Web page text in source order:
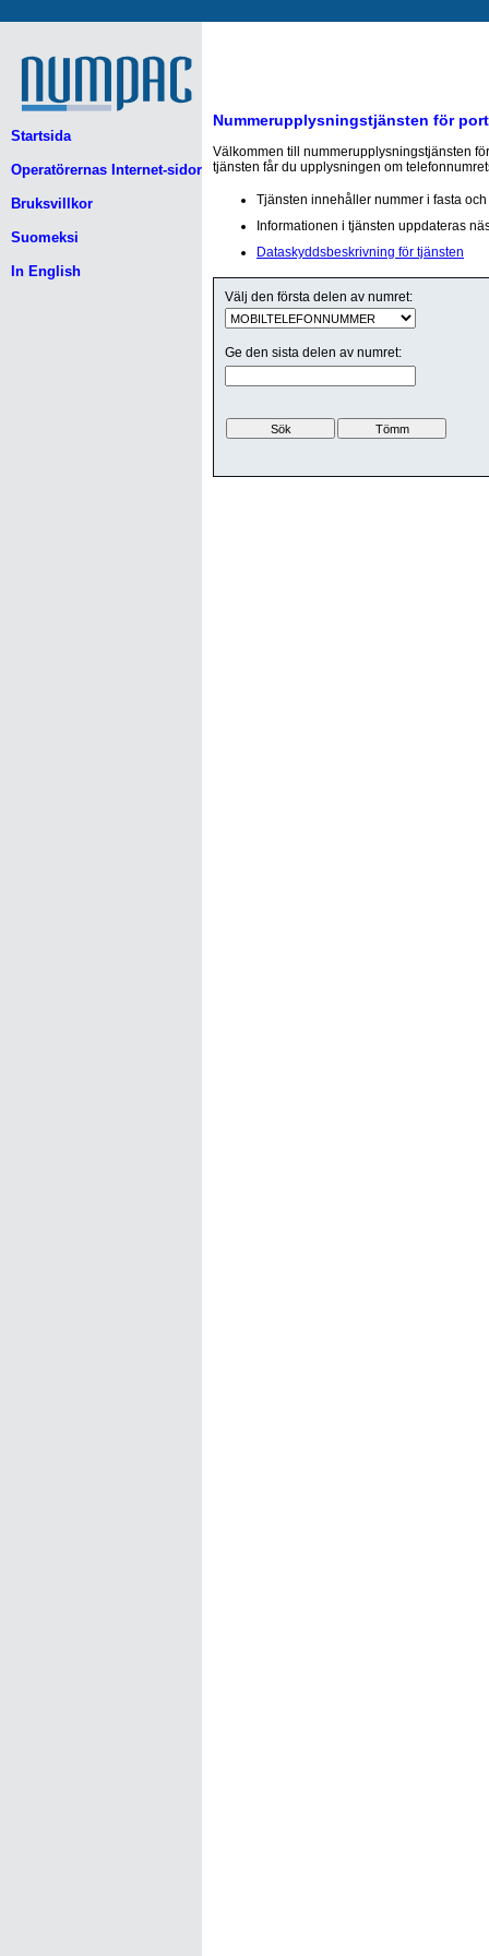
Startsida
Operatörernas Internet-sidor
Bruksvillkor
Suomeksi
In English
Nummerupplysningstjänsten för
Välkommen till nummerupplysningstjänsten
tjänsten får du upplysningen om
Tjänsten innehåller nummer i fasta
Informationen i tjänsten uppdateras
Dataskyddsbeskrivning för tjänsten
Välj den första delen av numret:
Ge den sista delen av numret: